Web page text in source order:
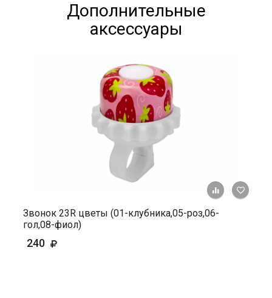
Дополнительные
аксессуары
+ К
Звонок 23R цветы (01-клубника,05-роз,06-
гол,08-фиол)
240